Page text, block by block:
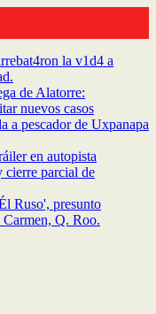
la v1d4 a
de Alatorre:
nuevos casos
a pescador de Uxpanapa
en autopista
cierre parcial de
Ruso', presunto
Carmen, Q. Roo.